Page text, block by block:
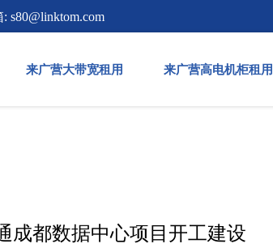
: s80@linktom.com
来广营大带宽租用 来广营高电机柜租用
成都数据中心项目开工建设